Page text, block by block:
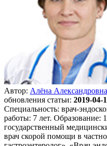
Автор: Алёна
обновления статьи: 2019-04-
Специальность: врач-
работы: 7 лет. Образование:
государственный
врач скорой помощи в